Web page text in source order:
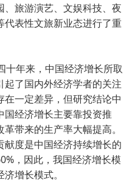
旅游演艺、文娱科技、夜
表性文旅新业态进行了重
十年来，中国经济增长所取
了国内外经济学者的关注
一定差异，但研究结论中
经济增长主要靠投资推
带来的生产率大幅提高。
度是中国经济持续增长的
，因此，我国经济增长模
增长模式。